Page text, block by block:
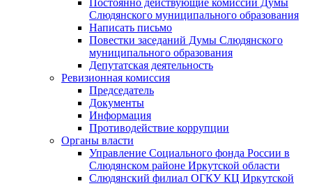
Постоянно действующие комиссии Думы
Слюдянского муниципального образования
Написать письмо
Повестки заседаний Думы Слюдянского
муниципального образования
Депутатская деятельность
Ревизионная комиссия
Председатель
Документы
Информация
Противодействие коррупции
Органы власти
Управление Социального фонда России в
Слюдянском районе Иркутской области
Слюдянский филиал ОГКУ КЦ Иркутской